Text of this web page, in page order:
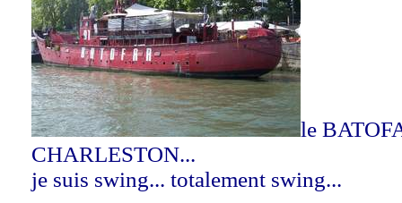
le
CHARLESTON...
je suis swing... totalement swing...